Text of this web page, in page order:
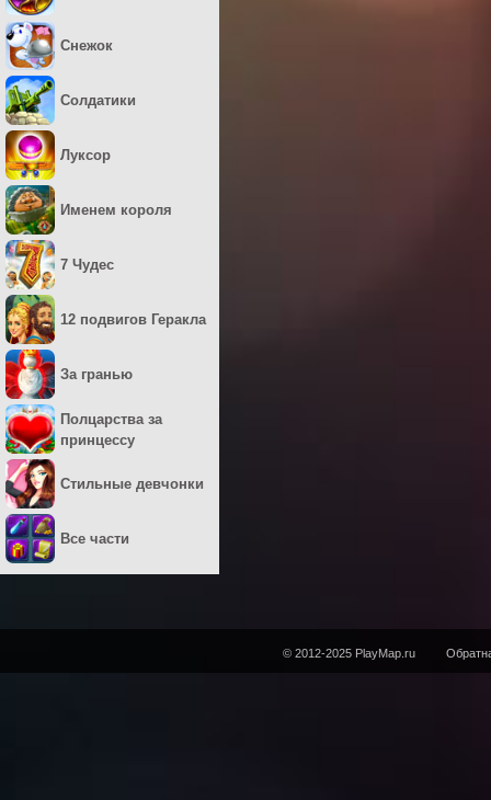
Снежок
Солдатики
Луксор
Именем короля
7 Чудес
12 подвигов Геракла
За гранью
Полцарства за
принцессу
Стильные девчонки
Все части
© 2012-2025 PlayMap.ru